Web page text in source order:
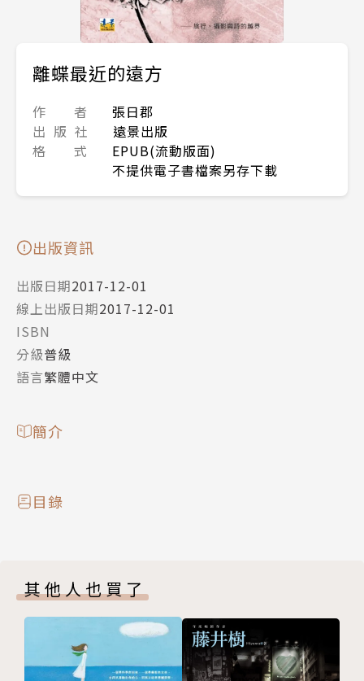
離蝶最近的遠方
作 者
張日郡
出 版 社
遠景出版
格 式
EPUB(流動版面)
不提供電子書檔案另存下載
出版資訊
出版日期2017-12-01
線上出版日期2017-12-01
ISBN
分級普級
語言繁體中文
簡介
目錄
其他人也買了